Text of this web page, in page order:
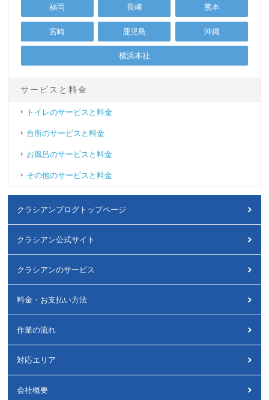
福岡 長崎 熊本
宮崎 鹿児島 沖縄
横浜本社
サービスと料金
トイレのサービスと料金
台所のサービスと料金
お風呂のサービスと料金
その他のサービスと料金
クラシアンブログトップページ
クラシアン公式サイト
クラシアンのサービス
料金・お支払い方法
作業の流れ
対応エリア
会社概要